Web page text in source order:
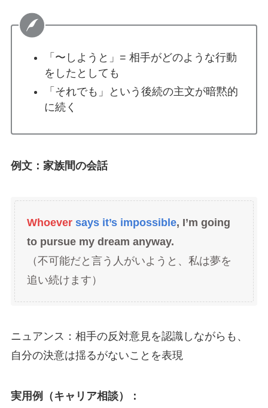
「〜しようと」= 相手がどのような行動
をしたとしても
「それでも」という後続の主文が暗黙的
に続く
例文：家族間の会話
Whoever says it’s impossible, I’m going
to pursue my dream anyway.
（不可能だと言う人がいようと、私は夢を
追い続けます）
ニュアンス：相手の反対意見を認識しながらも、
自分の決意は揺るがないことを表現
実用例（キャリア相談）：